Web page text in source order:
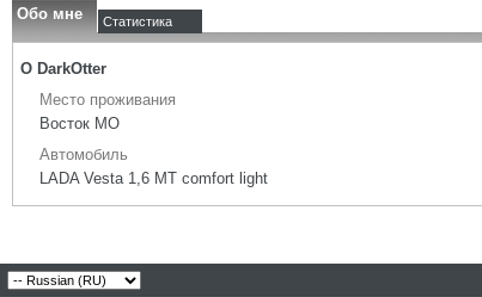
Обо мне Статистика
О DarkOtter
Место проживания
Восток МО
Автомобиль
LADA Vesta 1,6 МТ comfort light